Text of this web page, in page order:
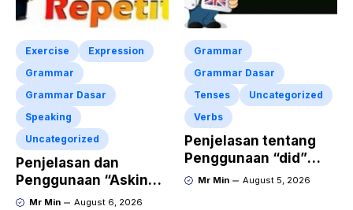
Exercise
Expression
Grammar
Grammar Dasar
Speaking
Uncategorized
Penjelasan dan
Penggunaan “Asking
for Repetition”
Mr Min August 6, 2026
Grammar
Grammar Dasar
Tenses
Uncategorized
Verbs
Penjelasan tentang
Penggunaan “did”
dalam Kalimat Simple
Mr Min August 5, 2026